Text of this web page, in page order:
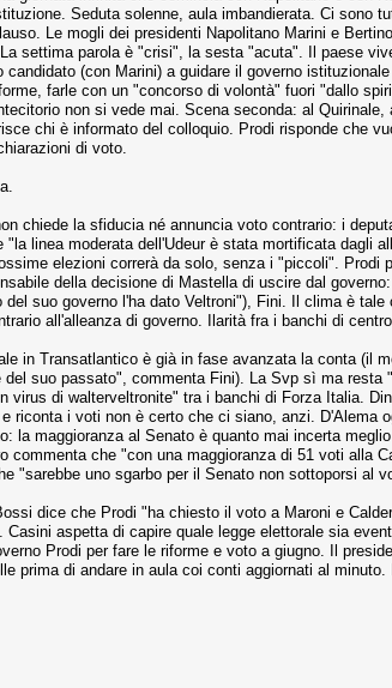
Seduta solenne, aula imbandierata. Ci
Le mogli dei presidenti Napolitano Marini e
settima parola è "crisi", la sesta "acuta". Il paese
(con Marini) a guidare il governo
farle con un "concorso di volontà" fuori "dallo
non si vede mai. Scena seconda: al
chi è informato del colloquio. Prodi risponde che
di voto.
chiede la sfiducia né annuncia voto contrario: i
linea moderata dell'Udeur è stata mortificata dagli
elezioni correrà da solo, senza i "piccoli".
della decisione di Mastella di uscire dal
suo governo l'ha dato Veltroni"), Fini. Il clima è
all'alleanza di governo. Ilarità fra i banchi di
in Transatlantico è già in fase avanzata la conta (il
suo passato", commenta Fini). La Svp sì ma
di walterveltronite" tra i banchi di Forza Italia.
riconta i voti non è certo che ci siano, anzi. D'Alema
la maggioranza al Senato è quanto mai incerta
commenta che "con una maggioranza di 51 voti alla
"sarebbe uno sgarbo per il Senato non sottoporsi al
dice che Prodi "ha chiesto il voto a Maroni e
aspetta di capire quale legge elettorale sia
Prodi per fare le riforme e voto a giugno. Il
prima di andare in aula coi conti aggiornati al